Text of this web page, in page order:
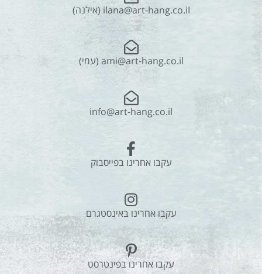
ilana@art-hang.co.iI (אילנה)
ami@art-hang.co.il (עמי)
info@art-hang.co.il
עקבו אחרינו בפייסבוק
עקבו אחרינו באינסטגרם
עקבו אחרינו בפינטרסט